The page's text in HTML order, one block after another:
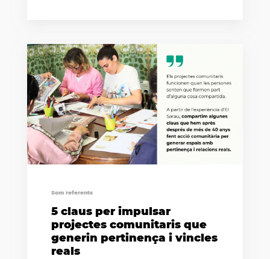
Som referents
5 claus per impulsar
projectes comunitaris que
generin pertinença i vincles
reals